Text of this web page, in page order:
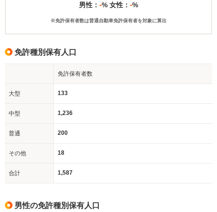
男性： -% 女性： -%
※免許保有者数は普通自動車免許保有者を対象に算出
免許種別保有人口
免許保有者数
大型 133
中型 1,236
普通 200
その他 18
合計 1,587
男性の免許種別保有人口